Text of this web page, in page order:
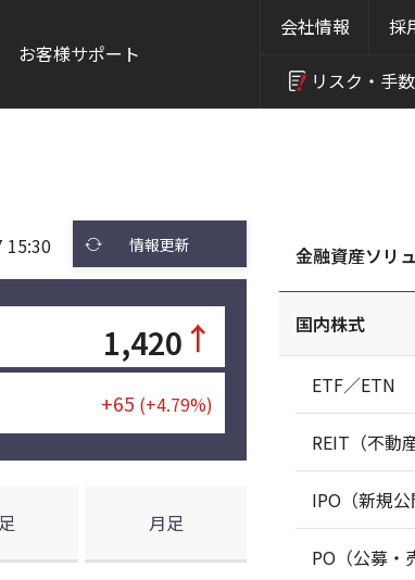
お客様サポート
会社情報 採
リスク・ 手
15:30 情報更新
1,420 ↑
+65 (+4.79%)
月足
金融資産ソリ
国内株式
ETF／ETN
REIT（不動
IPO（新規公
PO（公募・